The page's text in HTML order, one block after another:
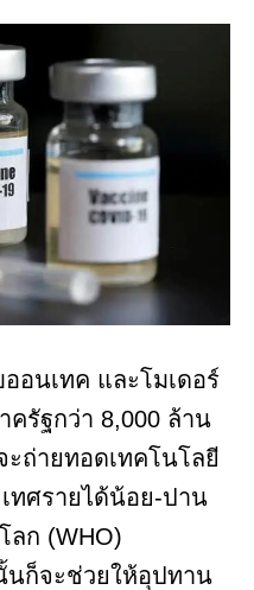
อนเทค และโมเดอร์
รัฐกว่า 8,000 ล้าน
ถ่ายทอดเทคโนโลยี
ทศรายได้น้อย-ปาน
ลก (WHO)
นก็จะช่วยให้อุปทาน